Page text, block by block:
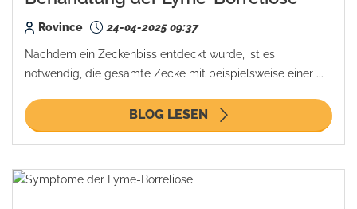
Rovince 24-04-2025 09:37
Nachdem ein Zeckenbiss entdeckt wurde, ist es
notwendig, die gesamte Zecke mit beispielsweise einer ...
BLOG LESEN